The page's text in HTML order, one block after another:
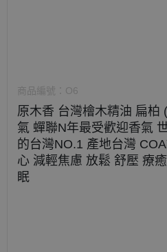
商品編號： O6
原木香 台灣檜木精油 扁柏
氣 蟬聯N年最受歡迎香氣
的台灣NO.1 產地台灣
心 減輕焦慮 放鬆 舒壓 療
眠